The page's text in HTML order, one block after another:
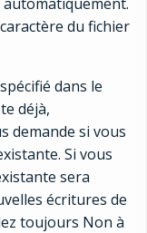
du fichier
dans le
déjà,
demande si vous
Si vous
sera
écritures de
toujours Non à